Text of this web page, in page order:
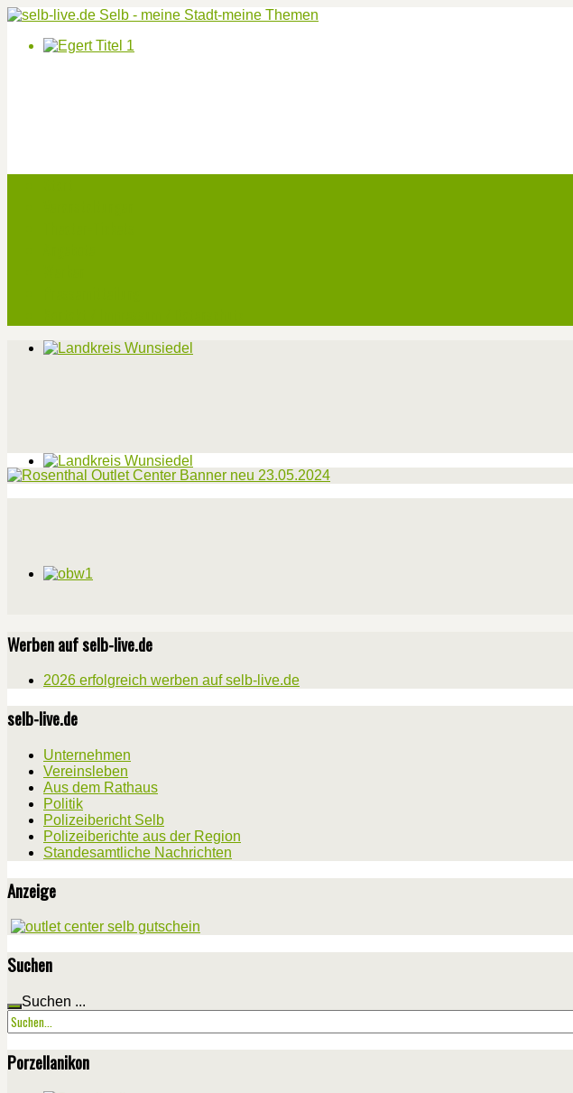
Werben auf selb-live.de
2026 erfolgreich werben auf selb-live.de
selb-live.de
Unternehmen
Vereinsleben
Aus dem Rathaus
Politik
Polizeibericht Selb
Polizeiberichte aus der Region
Standesamtliche Nachrichten
Anzeige
Suchen
Suchen ...
Porzellanikon